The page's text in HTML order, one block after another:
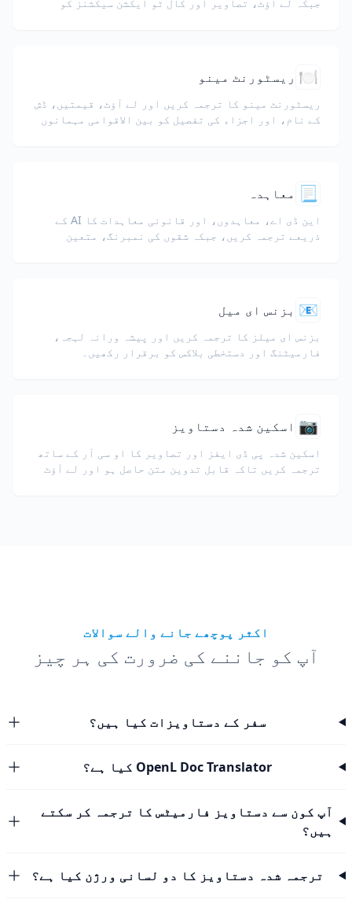
🍽️ ریسٹورنٹ مینو
ریسٹورنٹ مینو کا ترجمہ کریں اور لے آؤٹ، قیمتیں، ڈش
کے نام، اور اجزاء کی تفصیل کو بین الاقوامی مہمانوں
📃 معاہدہ
این ڈی اے، معاہدوں، اور قانونی معاہدات کا AI کے
ذریعے ترجمہ کریں، جبکہ شقوں کی نمبرنگ، متعین
📧 بزنس ای میل
بزنس ای میلز کا ترجمہ کریں اور پیشہ ورانہ لہجہ،
فارمیٹنگ اور دستخطی بلاکس کو برقرار رکھیں۔
📷 اسکین شدہ دستاویز
اسکین شدہ پی ڈی ایفز اور تصاویر کا او سی آر کے ساتھ
ترجمہ کریں تاکہ قابل تدوین متن حاصل ہو اور لے آؤٹ
اکثر پوچھے جانے والے سوالات
آپ کو جاننے کی ضرورت کی ہر چیز
سفر کے دستاویزات کیا ہیں؟
OpenL Doc Translator کیا ہے؟
آپ کون سے دستاویز فارمیٹس کا ترجمہ کر سکتے
ہیں؟
ترجمہ شدہ دستاویز کا دو لسانی ورژن کیا ہے؟